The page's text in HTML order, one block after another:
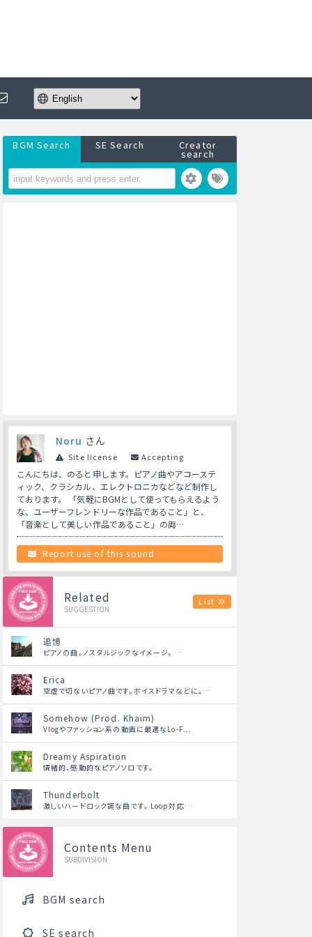
BGM Search SE Search Creator
search
Noru さん
Site license Accepting
こんにちは、のると申します。ピアノ曲やアコーステ
ィック、クラシカル、エレクトロニカなどなど制作し
ております。 「気軽にBGMとして使ってもらえるよう
な、ユーザーフレンドリーな作品であること」と、
「音楽として美しい作品であること」の両…
Report use of this sound
Related
SUGGESTION
List
追憶
ピアノの曲。ノスタルジックなイメージ。 …
Erica
空虚で切ないピアノ曲です。ボイスドラマなどに。…
Somehow (Prod. Khaim)
Vlogやファッション系の動画に最適なLo-F…
Dreamy Aspiration
情緒的、感動的なピアノソロです。
Thunderbolt
激しいハードロック調な曲です。 Loop対応…
Contents Menu
SUBDIVISION
BGM search
SE search